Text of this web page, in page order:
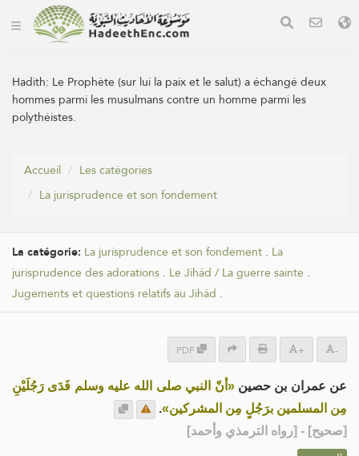
Hadith: Le Prophète (sur lui la paix et le salut) a échangé deux
hommes parmi les musulmans contre un homme parmi les
polythéistes.
Accueil
Les catégories
La jurisprudence et son fondement
La catégorie: La jurisprudence et son fondement . La
jurisprudence des adorations . Le Jihâd / La guerre sainte .
Jugements et questions relatifs au Jihâd .
PDF + -
عن عمران بن حصين«أنّ النبي صلى الله عليه وسلم فَدَى رَجُلَيْنِ
مِن المسلمين برَجُلٍ مِن المشركين».
[صحيح] - [رواه الترمذي وأحمد]